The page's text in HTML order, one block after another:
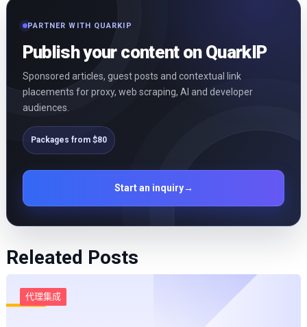
PARTNER WITH QUARKIP
Publish your content on QuarkIP
Sponsored articles, guest posts and contextual link
placements for proxy, web scraping, AI and developer
audiences.
Packages from $80
Start an inquiry→
Releated Posts
代理集成